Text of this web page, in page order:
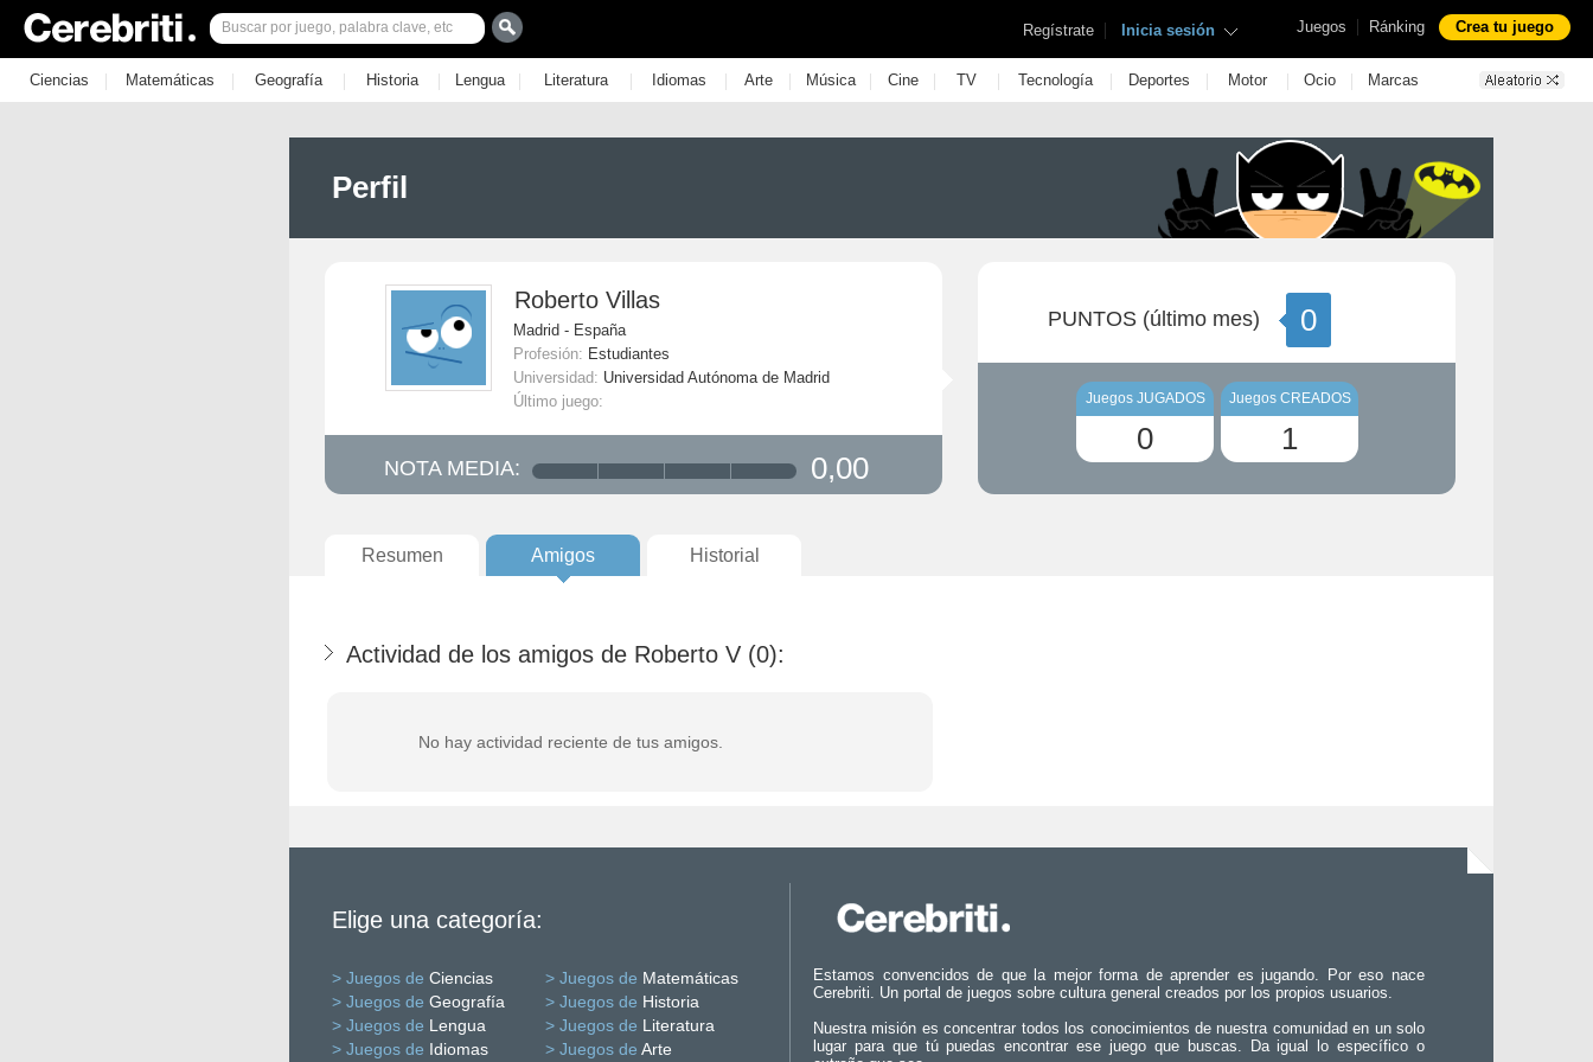
Juegos | Ránking Crea tu juego
Regístrate | Inicia sesión
Ciencias | Matemáticas | Geografía | Historia | Lengua | Literatura | Idiomas | Arte | Música | Cine | TV | Tecnología | Deportes | Motor | Ocio | Marcas
Perfil
Roberto Villas
Madrid - España
Profesión: Estudiantes
Universidad: Universidad Autónoma de Madrid
Último juego:
NOTA MEDIA: 0,00
PUNTOS (último mes) 0
Juegos JUGADOS
0
Juegos CREADOS
1
Resumen Amigos Historial
Actividad de los amigos de Roberto V (0):
No hay actividad reciente de tus amigos.
Elige una categoría:
> Juegos de Ciencias > Juegos de Matemáticas
> Juegos de Geografía > Juegos de Historia
> Juegos de Lengua > Juegos de Literatura
> Juegos de Idiomas > Juegos de Arte
Estamos convencidos de que la mejor forma de aprender es jugando. Por eso nace
Cerebriti. Un portal de juegos sobre cultura general creados por los propios usuarios.
Nuestra misión es concentrar todos los conocimientos de nuestra comunidad en un solo
lugar para que tú puedas encontrar ese juego que buscas. Da igual lo específico o